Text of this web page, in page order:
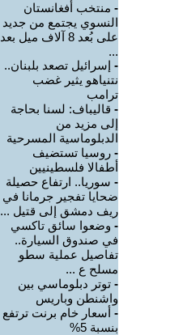
- منتخب أفغانستان
النسوي يجتمع من جديد
على بُعد 8 آلاف ميل بعد
...
- إسرائيل تصعد بلبنان..
نتنياهو يثير غضب
ترامب
- قاليباف: لسنا بحاجة
إلى مزيد من
الدبلوماسية المسرحية
- روسيا تستضيف
أطفالا فلسطينيين
- سوريا.. ارتفاع حصيلة
ضحايا تفجير جرمانا في
ريف دمشق إلى قتيل ...
- وضعوا سائق تاكسي
في صندوق السيارة..
تفاصيل عملية سطو
مسلح ع ...
- توتر دبلوماسي بين
واشنطن وباريس
- أسعار خام برنت ترتفع
بنسبة 5%